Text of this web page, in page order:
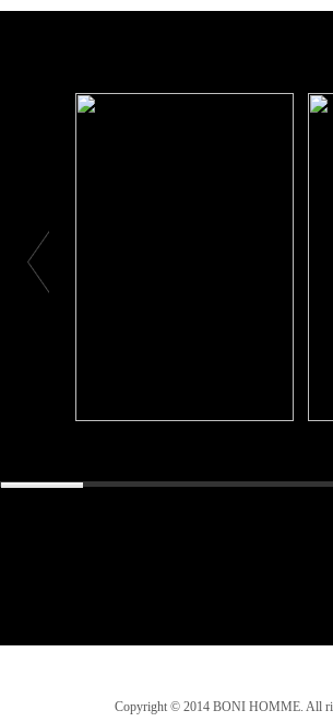
Copyright © 2014 BONI HOMME. All